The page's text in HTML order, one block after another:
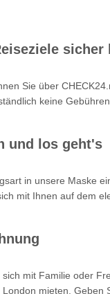
sicher
Sie über
keine
und los geht's
in unsere Maske
mit Ihnen auf dem
mit Familie oder
mieten.